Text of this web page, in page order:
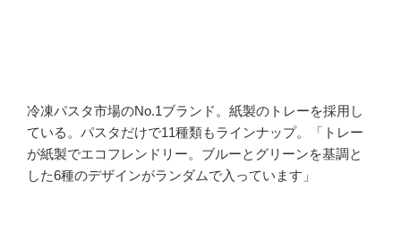
冷凍パスタ市場のNo.1ブランド。紙製のトレーを採用し
ている。パスタだけで11種類もラインナップ。「トレー
が紙製でエコフレンドリー。ブルーとグリーンを基調と
した6種のデザインがランダムで入っています」